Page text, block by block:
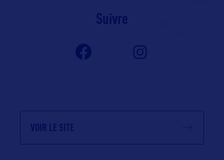
Suivre
VOIR LE SITE